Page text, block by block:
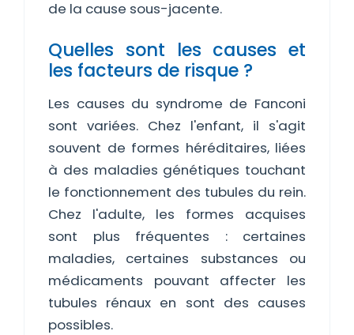
de la cause sous-jacente.
Quelles sont les causes et
les facteurs de risque ?
Les causes du syndrome de Fanconi
sont variées. Chez l'enfant, il s'agit
souvent de formes héréditaires, liées
à des maladies génétiques touchant
le fonctionnement des tubules du rein.
Chez l'adulte, les formes acquises
sont plus fréquentes : certaines
maladies, certaines substances ou
médicaments pouvant affecter les
tubules rénaux en sont des causes
possibles.